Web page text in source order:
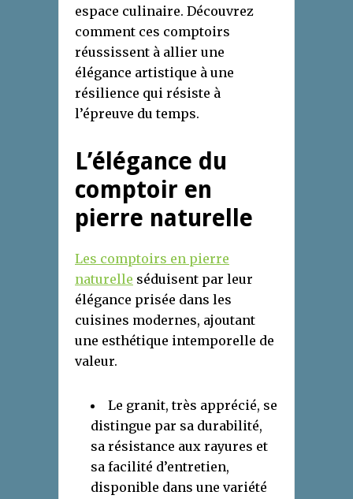
espace culinaire. Découvrez
comment ces comptoirs
réussissent à allier une
élégance artistique à une
résilience qui résiste à
l’épreuve du temps.
L’élégance du
comptoir en
pierre naturelle
Les comptoirs en pierre
naturelle séduisent par leur
élégance prisée dans les
cuisines modernes, ajoutant
une esthétique intemporelle de
valeur.
Le granit, très apprécié, se
distingue par sa durabilité,
sa résistance aux rayures et
sa facilité d’entretien,
disponible dans une variété